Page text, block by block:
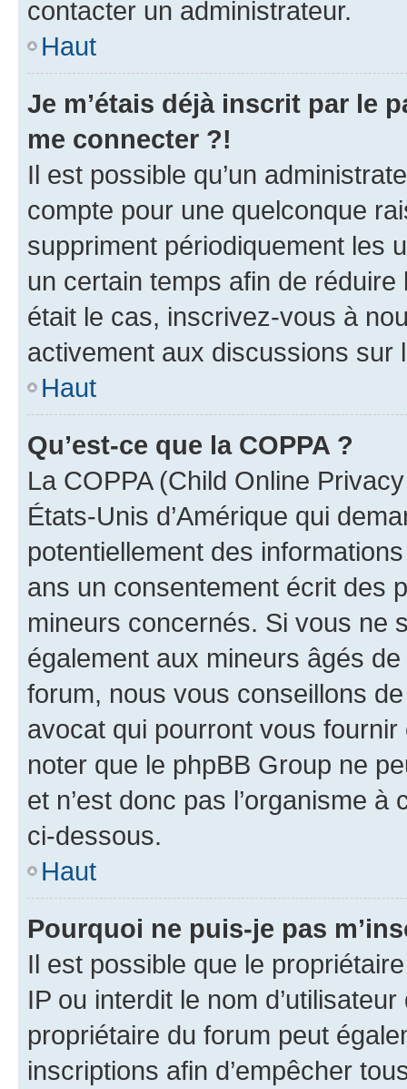
contacter un administrateur.
Haut
Je m’étais déjà inscrit par le
me connecter ?!
Il est possible qu’un
compte pour une quelconque
suppriment périodiquement les
un certain temps afin de
était le cas, inscrivez-vous à
activement aux discussions sur
Haut
Qu’est-ce que la COPPA ?
La COPPA (Child Online
États-Unis d’Amérique qui
potentiellement des
ans un consentement écrit des
mineurs concernés. Si vous ne
également aux mineurs âgés
forum, nous vous conseillons
avocat qui pourront vous
noter que le phpBB Group ne
et n’est donc pas l’organisme
ci-dessous.
Haut
Pourquoi ne puis-je pas
Il est possible que le
IP ou interdit le nom
propriétaire du forum peut
inscriptions afin d’empêcher